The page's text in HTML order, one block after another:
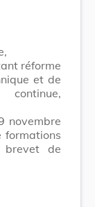
réforme
et de
novembre
formations
brevet de